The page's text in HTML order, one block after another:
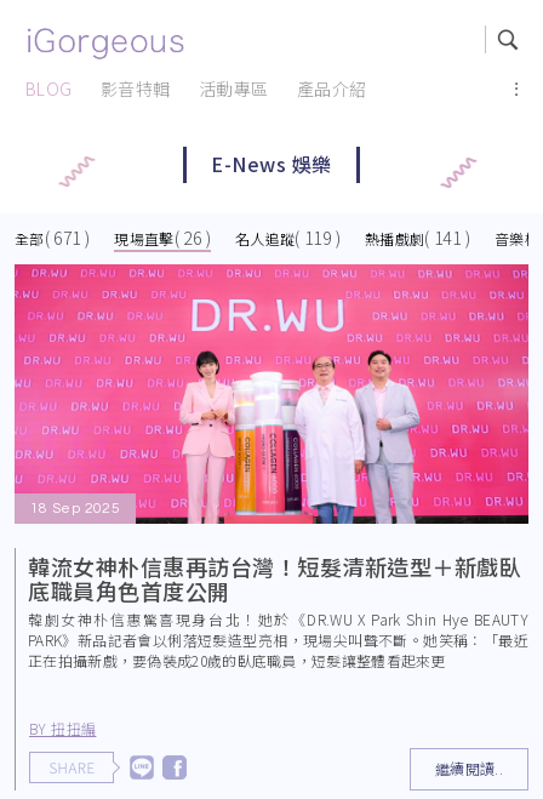
BLOG 影音特輯 活動專區 產品介紹 ...
E-News 娛樂
全部( 671 ) 現場直擊( 26 ) 名人追蹤( 119 ) 熱播戲劇( 141 ) 音樂
18 Sep 2025
BY 扭扭編
韓流女神朴信惠再訪台灣！短髮清新造型＋新戲臥
底職員角色首度公開
韓劇女神朴信惠驚喜現身台北！她於《DR.WU X Park Shin Hye BEAUTY
PARK》新品記者會以俐落短髮造型亮相，現場尖叫聲不斷。她笑稱：「最近
正在拍攝新戲，要偽裝成20歲的臥底職員，短髮讓整體看起來更
繼續閱讀..